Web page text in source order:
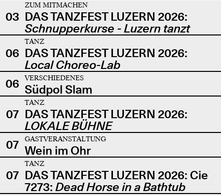
03
ZUM MITMACHEN
DAS TANZFEST LUZERN 2026:
Schnupperkurse - Luzern tanzt
06
TANZ
DAS TANZFEST LUZERN 2026:
Local Choreo-Lab
06
VERSCHIEDENES
Südpol Slam
07
TANZ
DAS TANZFEST LUZERN 2026:
LOKALE BÜHNE
07
GASTVERANSTALTUNG
Wein im Ohr
07
TANZ
DAS TANZFEST LUZERN 2026: Cie
7273: Dead Horse in a Bathtub